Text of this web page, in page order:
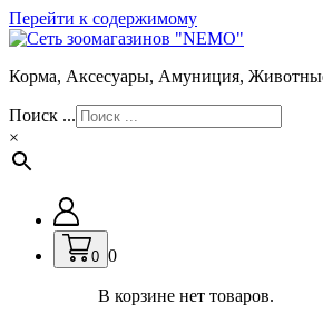
Перейти к содержимому
Корма, Аксесуары, Амуниция,
Поиск ...
×
0 0
В корзине нет товаров.